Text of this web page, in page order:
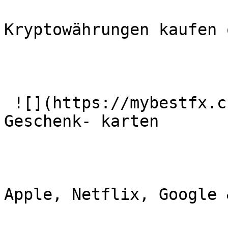
Kryptowährungen
Geschenk- karten
Apple, Netflix, Google